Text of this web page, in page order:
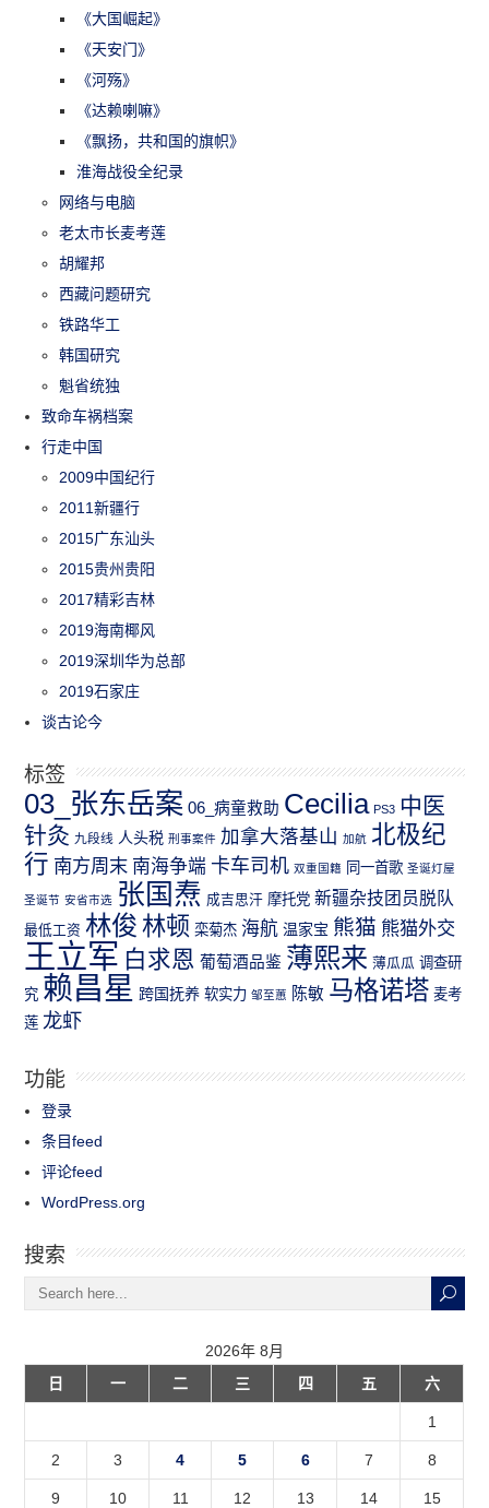
《大国崛起》
《天安门》
《河殇》
《达赖喇嘛》
《飘扬，共和国的旗帜》
淮海战役全纪录
网络与电脑
老太市长麦考莲
胡耀邦
西藏问题研究
铁路华工
韩国研究
魁省统独
致命车祸档案
行走中国
2009中国纪行
2011新疆行
2015广东汕头
2015贵州贵阳
2017精彩吉林
2019海南椰风
2019深圳华为总部
2019石家庄
谈古论今
标签
03_张东岳案 06_病童救助 Cecilia PS3 中医
针灸 九段线 人头税 刑事案件 加拿大落基山 加航 北极纪
行 南方周末 南海争端 卡车司机 双重国籍 同一首歌 圣诞灯屋
圣诞节 安省市选 张国焘 成吉思汗 摩托党 新疆杂技团员脱队
最低工资 林俊 林顿 栾菊杰 海航 温家宝 熊猫 熊猫外交
王立军 白求恩 葡萄酒品鉴 薄熙来 薄瓜瓜 调查研
究 赖昌星 跨国抚养 软实力 邹至蕙 陈敏 马格诺塔 麦考
莲 龙虾
功能
登录
条目feed
评论feed
WordPress.org
搜索
2026年 8月
日
一 二 三 四 五 六
1
2 3 4 5 6 7 8
9 10 11 12 13 14 15